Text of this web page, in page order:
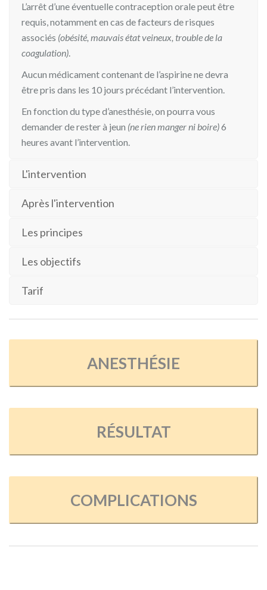
L’arrêt d’une éventuelle contraception orale peut être
requis, notamment en cas de facteurs de risques
associés (obésité, mauvais état veineux, trouble de la
coagulation).
Aucun médicament contenant de l’aspirine ne devra
être pris dans les 10 jours précédant l’intervention.
En fonction du type d’anesthésie, on pourra vous
demander de rester à jeun (ne rien manger ni boire)6
heures avant l’intervention.
L'intervention
Après l'intervention
Les principes
Les objectifs
Tarif
ANESTHÉSIE
RÉSULTAT
COMPLICATIONS